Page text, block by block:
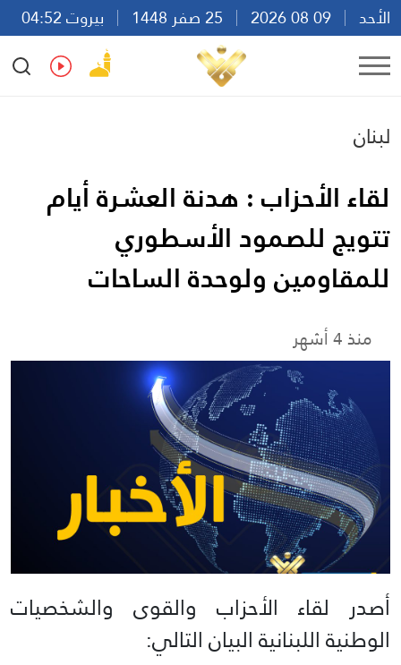
الأحد
بيروت 04:52
Ar
En Fr Es
لبنان
لقاء الأحزاب : هدنة العشرة أيام
تتويج للصمود الأسطوري
للمقاومين ولوحدة الساحات
منذ 4 أشهر
أصدر لقاء الأحزاب والقوى والشخصيات
الوطنية اللبنانية البيان التالي: